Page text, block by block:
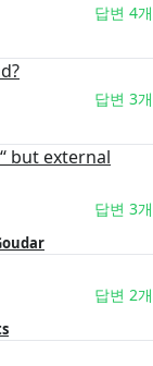
답변 4개
답변 3개
but external
답변 3개
답변 2개